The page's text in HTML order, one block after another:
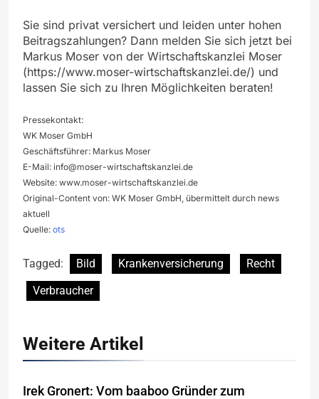
Sie sind privat versichert und leiden unter hohen
Beitragszahlungen? Dann melden Sie sich jetzt bei
Markus Moser von der Wirtschaftskanzlei Moser
(https://www.moser-wirtschaftskanzlei.de/) und
lassen Sie sich zu Ihren Möglichkeiten beraten!
Pressekontakt:
WK Moser GmbH
Geschäftsführer: Markus Moser
E-Mail: info@moser-wirtschaftskanzlei.de
Website: www.moser-wirtschaftskanzlei.de
Original-Content von: WK Moser GmbH, übermittelt durch news
aktuell
Quelle: ots
Tagged: Bild Krankenversicherung
Recht
Verbraucher
Weitere Artikel
Irek Gronert: Vom baaboo Gründer zum